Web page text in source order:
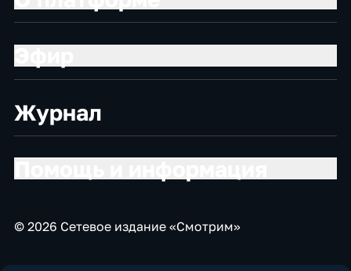
Журнал
© 2026 Сетевое издание «Смотрим»